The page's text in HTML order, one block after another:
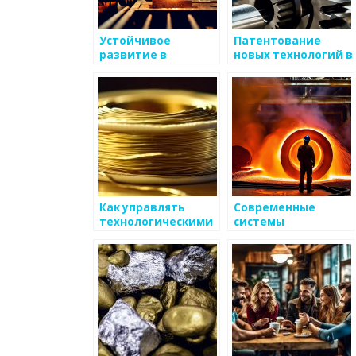
Устойчивое
развитие в
Патентование
новых технологий в
Как управлять
технологическими
металлургии
Современные
системы
контроля
температуры
металлов